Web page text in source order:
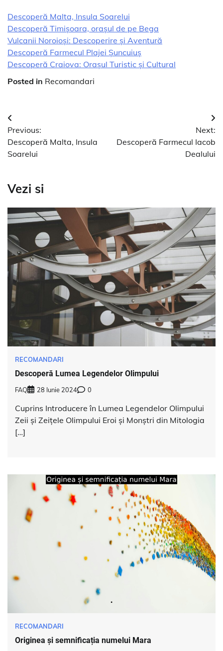
Descoperă Malta, Insula Soarelui
Descoperă Timișoara, orașul de pe Bega
Vulcanii Noroioși: Descoperire și Aventură
Descoperă Farmecul Plajei Șuncuiuș
Descoperă Craiova: Orașul Turistic și Cultural
Posted in Recomandari
Navigare
în
articole
Previous:
Descoperă Malta, Insula
Soarelui
Next:
Descoperă Farmecul Iacob
Dealului
Vezi si
RECOMANDARI
Descoperă Lumea Legendelor Olimpului
FAQ 28 Iunie 2024 0
Cuprins Introducere în Lumea Legendelor Olimpului
Zeii și Zeițele Olimpului Eroi și Monștri din Mitologia
[…]
RECOMANDARI
Originea și semnificația numelui Mara